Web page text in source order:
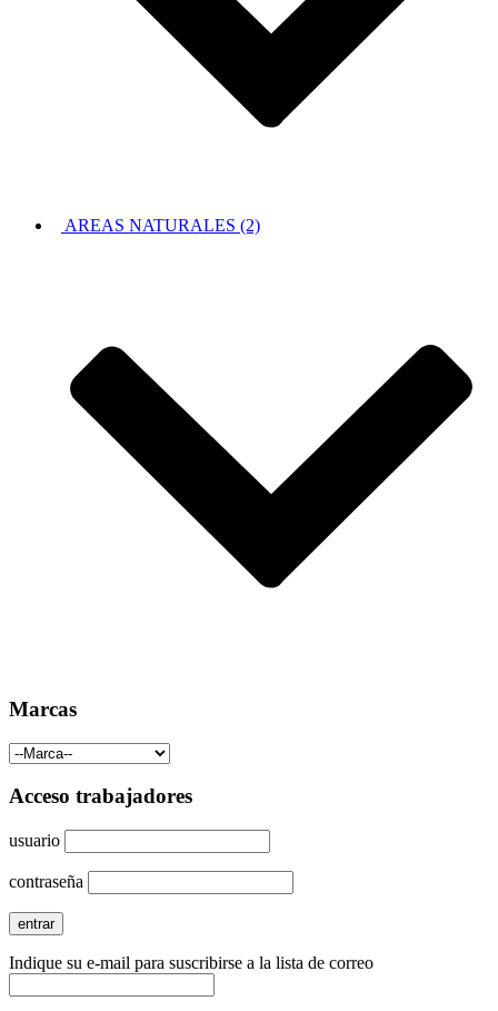
AREAS NATURALES (2)
Marcas
Acceso trabajadores
usuario
contraseña
Indique su e-mail para suscribirse a la lista de correo